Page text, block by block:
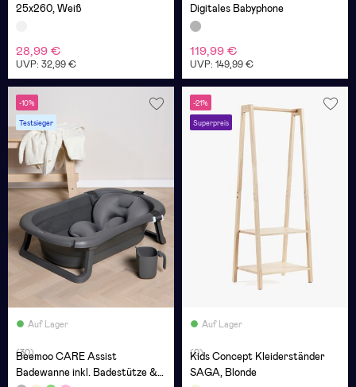
25x260, Weiß
28,99 €
UVP: 32,99 €
Digitales Babyphone
119,99 €
UVP: 149,99 €
-10%
Testsieger
Auf Lager
(30)
Beemoo CARE Assist
Badewanne inkl. Badestütze &
-21%
Superpreis
Auf Lager
(0)
Kids Concept Kleiderständer
SAGA, Blonde